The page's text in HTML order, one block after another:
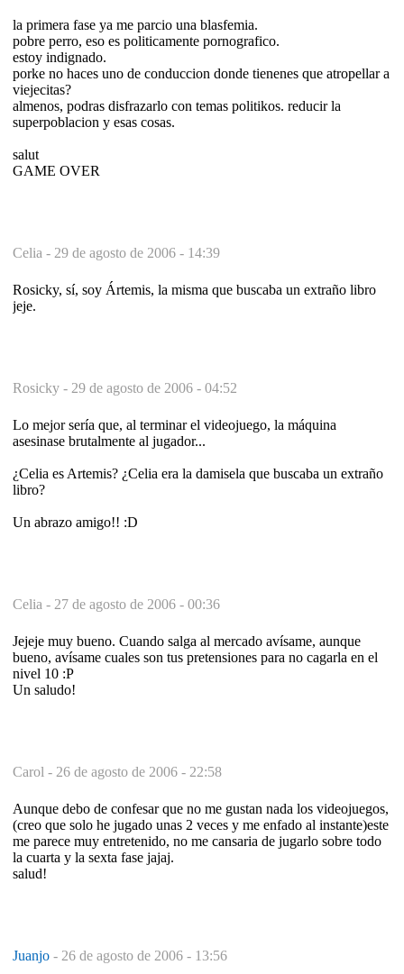
la primera fase ya me parcio una blasfemia.
pobre perro, eso es politicamente pornografico.
estoy indignado.
porke no haces uno de conduccion donde tienenes que atropellar a
viejecitas?
almenos, podras disfrazarlo con temas politikos. reducir la
superpoblacion y esas cosas.
salut
GAME OVER
Celia - 29 de agosto de 2006 - 14:39
Rosicky, sí, soy Ártemis, la misma que buscaba un extraño libro
jeje.
Rosicky - 29 de agosto de 2006 - 04:52
Lo mejor sería que, al terminar el videojuego, la máquina
asesinase brutalmente al jugador...
¿Celia es Artemis? ¿Celia era la damisela que buscaba un extraño
libro?
Un abrazo amigo!! :D
Celia - 27 de agosto de 2006 - 00:36
Jejeje muy bueno. Cuando salga al mercado avísame, aunque
bueno, avísame cuales son tus pretensiones para no cagarla en el
nivel 10 :P
Un saludo!
Carol - 26 de agosto de 2006 - 22:58
Aunque debo de confesar que no me gustan nada los videojuegos,
(creo que solo he jugado unas 2 veces y me enfado al instante)este
me parece muy entretenido, no me cansaria de jugarlo sobre todo
la cuarta y la sexta fase jajaj.
salud!
Juanjo - 26 de agosto de 2006 - 13:56